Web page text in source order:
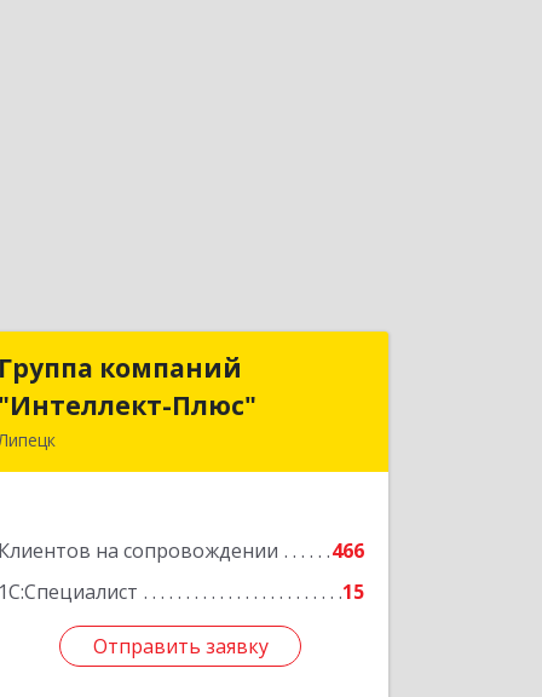
Группа компаний
"Интеллект-Плюс"
Клиентов на сопровождении
466
1С:Специалист
15
Отправить заявку
Группа компаний
"Интеллект-Плюс"
Подробнее
Отправить заявку